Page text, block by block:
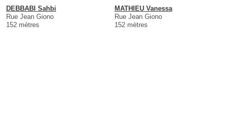
DEBBABI Sahbi
Rue Jean Giono
152 mètres
MATHIEU Vanessa
Rue Jean Giono
152 mètres